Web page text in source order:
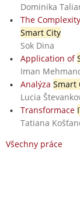
Dominika
The
Smart City
Sok Dina
Application of
Iman
Analýza Smart
Lucia
Transformace
Tatiana
Všechny práce